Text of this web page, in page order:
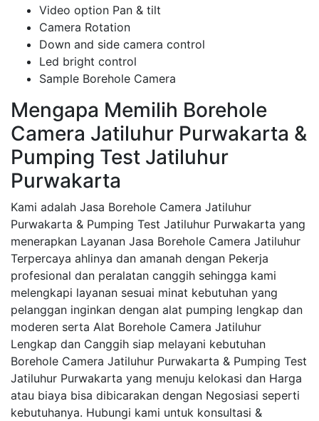
Video option Pan & tilt
Camera Rotation
Down and side camera control
Led bright control
Sample Borehole Camera
Mengapa Memilih Borehole
Camera Jatiluhur Purwakarta &
Pumping Test Jatiluhur
Purwakarta
Kami adalah Jasa Borehole Camera Jatiluhur
Purwakarta & Pumping Test Jatiluhur Purwakarta yang
menerapkan Layanan Jasa Borehole Camera Jatiluhur
Terpercaya ahlinya dan amanah dengan Pekerja
profesional dan peralatan canggih sehingga kami
melengkapi layanan sesuai minat kebutuhan yang
pelanggan inginkan dengan alat pumping lengkap dan
moderen serta Alat Borehole Camera Jatiluhur
Lengkap dan Canggih siap melayani kebutuhan
Borehole Camera Jatiluhur Purwakarta & Pumping Test
Jatiluhur Purwakarta yang menuju kelokasi dan Harga
atau biaya bisa dibicarakan dengan Negosiasi seperti
kebutuhanya. Hubungi kami untuk konsultasi &